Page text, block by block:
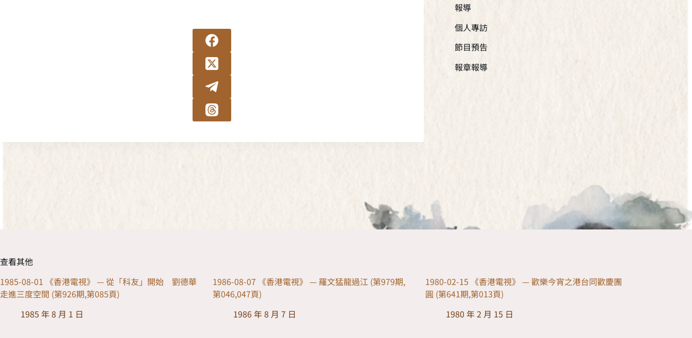
報導
個人專訪
節目預告
報章報導
查看其他
1985-08-01 《香港電視》 — 從「科友」開始 劉德華
走進三度空間 (第926期,第085頁)
1985 年 8 月 1 日
1986-08-07 《香港電視》 — 羅文猛龍過江 (第979期,
第046,047頁)
1986 年 8 月 7 日
1980-02-15 《香港電視》 — 歡樂今宵之港台同歡慶團
圓 (第641期,第013頁)
1980 年 2 月 15 日